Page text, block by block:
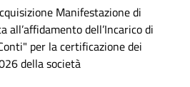
Manifestazione di
all’affidamento dell’Incarico di
per la certificazione dei
della società